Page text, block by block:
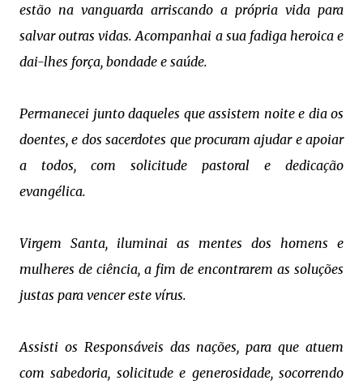
estão na vanguarda arriscando a própria vida para
salvar outras vidas. Acompanhai a sua fadiga heroica e
dai-lhes força, bondade e saúde.
Permanecei junto daqueles que assistem noite e dia os
doentes, e dos sacerdotes que procuram ajudar e apoiar
a todos, com solicitude pastoral e dedicação
evangélica.
Virgem Santa, iluminai as mentes dos homens e
mulheres de ciência, a fim de encontrarem as soluções
justas para vencer este vírus.
Assisti os Responsáveis das nações, para que atuem
com sabedoria, solicitude e generosidade, socorrendo